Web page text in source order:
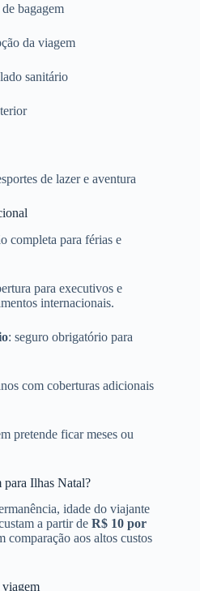
bagagem
da viagem
sanitário
de lazer e aventura
completa para férias e
para executivos e
internacionais.
: seguro obrigatório para
com coberturas adicionais
pretende ficar meses ou
para Ilhas Natal?
idade do viajante
a partir de R$ 10 por
aos altos custos
viagem